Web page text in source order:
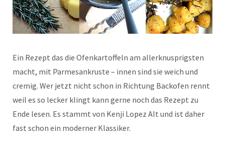
Ein Rezept das die Ofenkartoffeln am allerknusprigsten
macht, mit Parmesankruste – innen sind sie weich und
cremig. Wer jetzt nicht schon in Richtung Backofen rennt
weil es so lecker klingt kann gerne noch das Rezept zu
Ende lesen. Es stammt von Kenji Lopez Alt und ist daher
fast schon ein moderner Klassiker.